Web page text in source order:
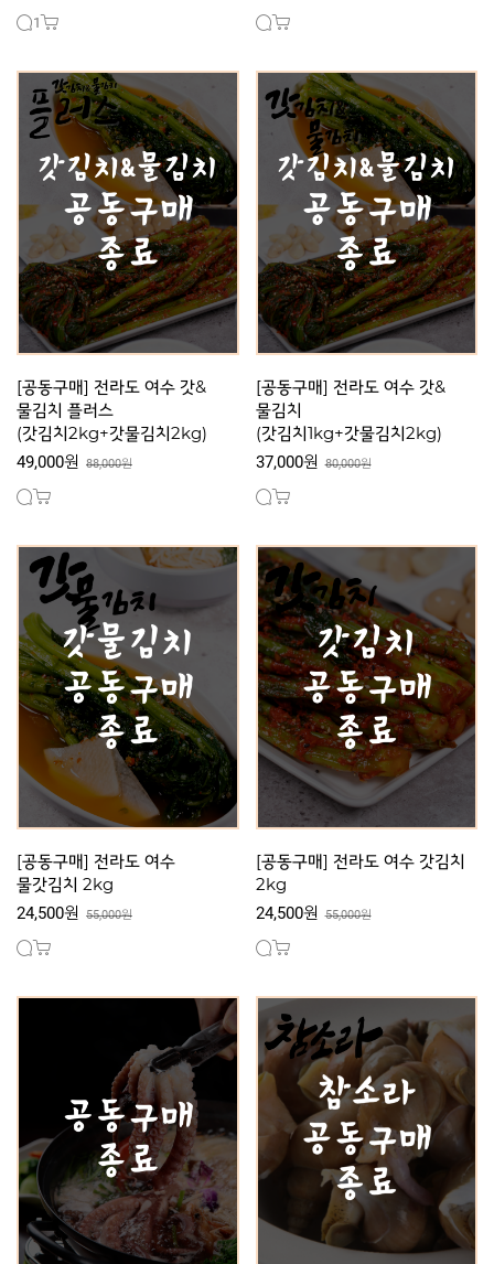
1
[공동구매] 전라도 여수 갓&
물김치 플러스
(갓김치2kg+갓물김치2kg)
49,000원 88,000원
[공동구매] 전라도 여수 갓&
물김치
(갓김치1kg+갓물김치2kg)
37,000원 80,000원
[공동구매] 전라도 여수
물갓김치 2kg
24,500원 55,000원
[공동구매] 전라도 여수 갓김치
2kg
24,500원 55,000원